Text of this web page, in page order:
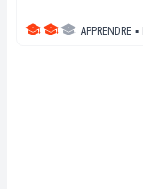
APPRENDRE ▪